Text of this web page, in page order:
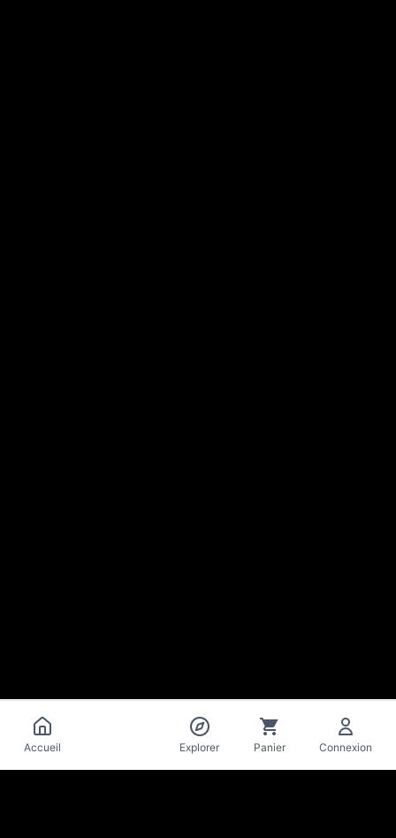
Accueil Explorer Panier Connexion